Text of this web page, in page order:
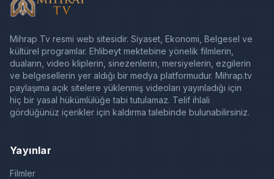
Mihrap Tv resmi web sitesidir. Siyaset, Ekonomi, Belgesel ve
kültürel programlar. Ehlibeyt mektebine yönelik filmlerin,
duaların, video kliplerin, sinezenlerin, mersiyelerin, ezgilerin
ve belgesellerin yer aldığı bir medya platformudur. Mihrap.tv
paylaşıma açık sitelere yüklenmiş videoları yayınladığı için
hiç bir yasal hükümlülüğe tabi tutulamaz. Telif ihlali
gördüğünüz içerikler için kaldırma talebinde bulunabilirsiniz.
Yayınlar
Filmler